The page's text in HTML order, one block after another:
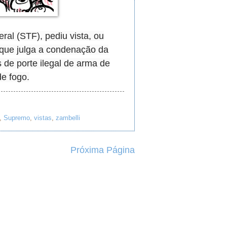
(STF), pediu vista, ou
julga a condenação da
porte ilegal de arma de
fogo.
Supremo vistas zambelli
Próxima Página